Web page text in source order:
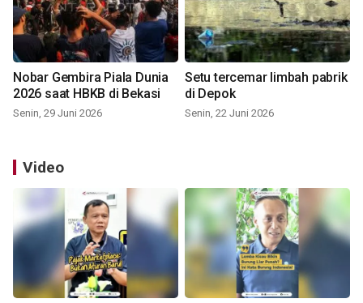
Nobar Gembira Piala Dunia
2026 saat HBKB di Bekasi
Senin, 29 Juni 2026
Setu tercemar limbah pabrik
di Depok
Senin, 22 Juni 2026
Video